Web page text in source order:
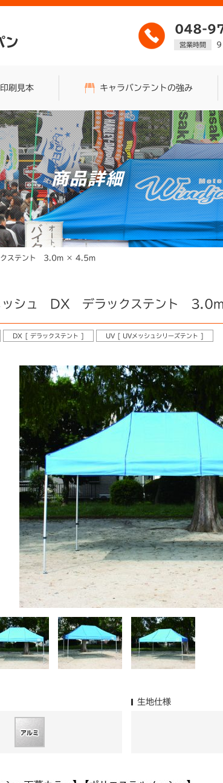
ン
048-
営業時間 9
印刷見本 キャラバンテントの強み
商品詳細
クステント 3.0m × 4.5m
ッシュ DX デラックステント
DX [ デラックステント ] UV [ UVメッシュシリーズテント ]
生地仕様